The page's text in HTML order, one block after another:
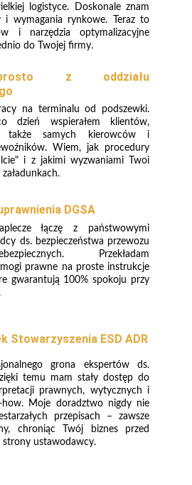
z oddziału
na terminalu od podszewki.
dzień wspierałem klientów,
także samych kierowców i
Wiem, jak procedury
i z jakimi wyzwaniami Twoi
DGSA
łączę z państwowymi
ds. bezpieczeństwa przewozu
Przekładam
prawne na proste instrukcje
gwarantują 100% spokoju przy
logistyce. Doskonale znam
i wymagania rynkowe. Teraz to
i narzędzia optymalizacyjne
do Twojej firmy.
Stowarzyszenia ESD ADR
grona ekspertów ds.
temu mam stały dostęp do
prawnych, wytycznych i
how. Moje doradztwo nigdy nie
przepisach – zawsze
chroniąc Twój biznes przed
strony ustawodawcy.